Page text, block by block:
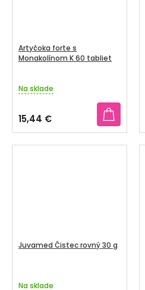
Artyčoka forte s
Monakolínom K 60 tabliet
Na sklade
15,44 €
Juvamed Čistec rovný 30 g
Na sklade